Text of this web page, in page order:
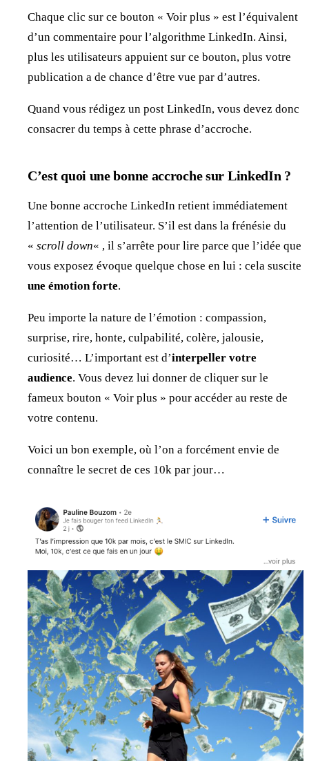
Chaque clic sur ce bouton « Voir plus » est l’équivalent
d’un commentaire pour l’algorithme LinkedIn. Ainsi,
plus les utilisateurs appuient sur ce bouton, plus votre
publication a de chance d’être vue par d’autres.
Quand vous rédigez un post LinkedIn, vous devez donc
consacrer du temps à cette phrase d’accroche.
C’est quoi une bonne accroche sur LinkedIn ?
Une bonne accroche LinkedIn retient immédiatement
l’attention de l’utilisateur. S’il est dans la frénésie du
« scroll down« , il s’arrête pour lire parce que l’idée que
vous exposez évoque quelque chose en lui : cela suscite
une émotion forte.
Peu importe la nature de l’émotion : compassion,
surprise, rire, honte, culpabilité, colère, jalousie,
curiosité… L’important est d’interpeller votre
audience. Vous devez lui donner de cliquer sur le
fameux bouton « Voir plus » pour accéder au reste de
votre contenu.
Voici un bon exemple, où l’on a forcément envie de
connaître le secret de ces 10k par jour…